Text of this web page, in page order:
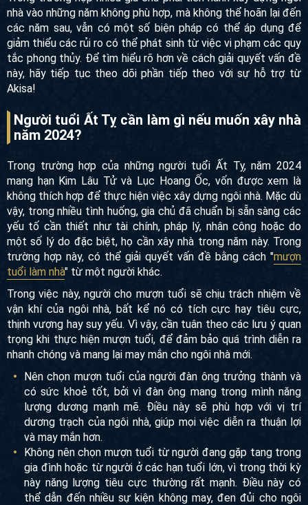
nhà vào những năm không phù hợp, mà không thể hoãn lại đến
các năm sau, vẫn có một số biện pháp có thể áp dụng để
giảm thiểu các rủi ro có thể phát sinh từ việc vi phạm các quy
tắc phong thủy. Để tìm hiểu rõ hơn về cách giải quyết vấn đề
này, hãy tiếp tục theo dõi phần tiếp theo với sự hỗ trợ từ
Akisa!
Người tuổi Ất Tỵ cần làm gì nếu muốn xây nhà
năm 2024?
Trong trường hợp của những người tuổi Ất Tỵ, năm 2024
mang hạn Kim Lâu Tử và Lục Hoang Ốc, vốn được xem là
không thích hợp để thực hiện việc xây dựng ngôi nhà. Mặc dù
vậy, trong nhiều tình huống, gia chủ đã chuẩn bị sẵn sàng các
yếu tố cần thiết như tài chính, pháp lý, nhân công hoặc do
một số lý do đặc biệt, họ cần xây nhà trong năm này. Trong
trường hợp này, có thể giải quyết vấn đề bằng cách "mượn
tuổi làm nhà" từ một người khác.
Trong việc này, người cho mượn tuổi sẽ chịu trách nhiệm về
vận khí của ngôi nhà, bất kể nó có tích cực hay tiêu cực,
thịnh vượng hay suy yếu. Vì vậy, cần tuân theo các lưu ý quan
trọng khi thực hiện mượn tuổi, để đảm bảo quá trình diễn ra
nhanh chóng và mang lại may mắn cho ngôi nhà mới.
Nên chọn mượn tuổi của người đàn ông trưởng thành và
có sức khoẻ tốt, bởi vì đàn ông mang trong mình năng
lượng dương mạnh mẽ. Điều này sẽ phù hợp với vị trí
dương trạch của ngôi nhà, giúp mọi việc diễn ra thuận lợi
và may mắn hơn.
Không nên chọn mượn tuổi từ người đang gặp tang trong
gia đình hoặc từ người ở các hạn tuổi lớn, vì trong thời kỳ
này năng lượng tiêu cực thường rất mạnh. Điều này có
thể dẫn đến nhiều sự kiện không may, đen đủi cho ngôi